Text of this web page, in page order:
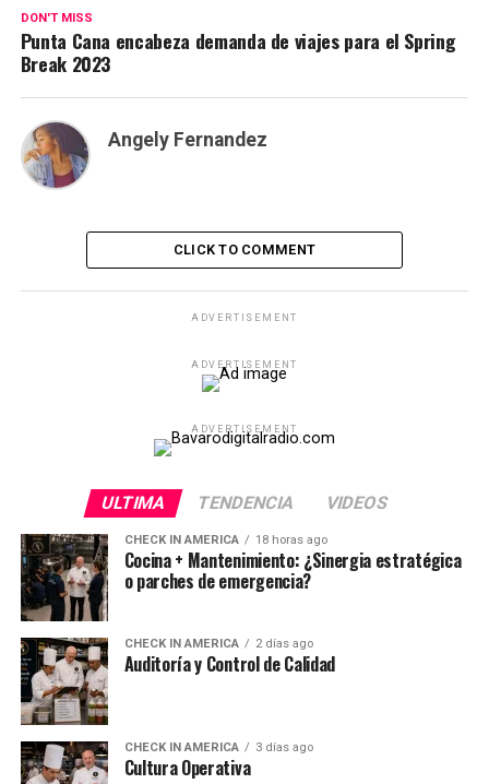
DON'T MISS
Punta Cana encabeza demanda de viajes para el Spring
Break 2023
Angely Fernandez
CLICK TO COMMENT
ADVERTISEMENT
ADVERTISEMENT
ADVERTISEMENT
ULTIMA TENDENCIA VIDEOS
CHECK IN AMERICA 18 horas ago
Cocina + Mantenimiento: ¿Sinergia estratégica
o parches de emergencia?
CHECK IN AMERICA 2 días ago
Auditoría y Control de Calidad
CHECK IN AMERICA 3 días ago
Cultura Operativa